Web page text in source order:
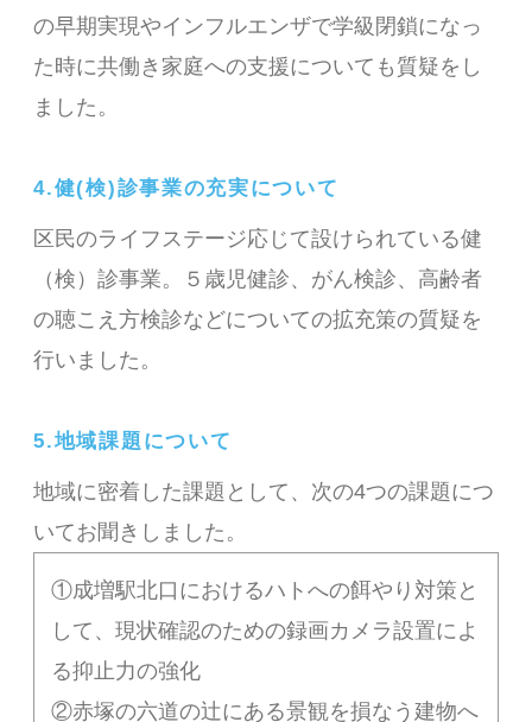
の早期実現やインフルエンザで学級閉鎖になっ
た時に共働き家庭への支援についても質疑をし
ました。
4.健(検)診事業の充実について
区民のライフステージ応じて設けられている健
（検）診事業。５歳児健診、がん検診、高齢者
の聴こえ方検診などについての拡充策の質疑を
行いました。
5.地域課題について
地域に密着した課題として、次の4つの課題につ
いてお聞きしました。
①成増駅北口におけるハトへの餌やり対策と
して、現状確認のための録画カメラ設置によ
る抑止力の強化
②赤塚の六道の辻にある景観を損なう建物へ